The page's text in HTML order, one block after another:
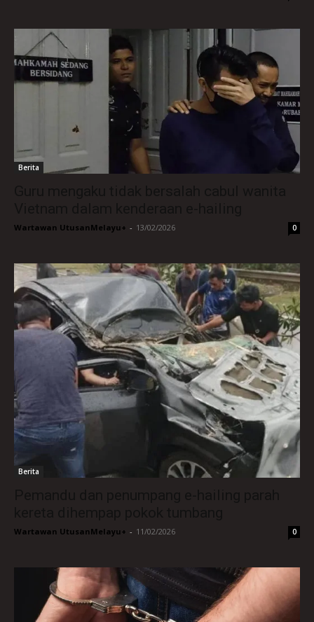
Berita
Wartawan UtusanMelayu+ - 13/02/2026 0
Berita
Wartawan UtusanMelayu+ - 11/02/2026 0